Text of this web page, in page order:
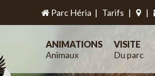
Parc Héria | Tarifs | |
ANIMATIONS
Animaux
VISITE
Du parc